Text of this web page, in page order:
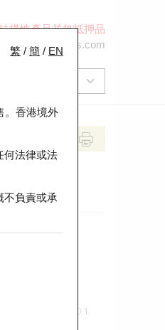
構性產品並無抵押品
hkwarrants@ubs.com
繁 / 簡 / EN
。香港境外
何法律或法
不負責或承
0.1